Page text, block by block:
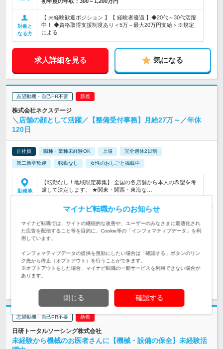
対象と
なる方
【 未経験歓迎ポジション 】【 経験者優遇 】◆20代～30代活躍
中！ ◆資格取得支援制度あり＜5万～最大20万円支給＞※規定
による
求人詳細を見る 気になる
志望動機・自己PR不要
株式会社ネクステージ
＼店舗の顔として活躍／【整備受付事務】月給27万～／年休
120日
正社員 職種・業種未経験OK 上場 完全週休2日制
第二新卒歓迎 転勤なし 女性のおしごと掲載中
勤務地
【転勤なし！地域限定募集】 全国の各店舗から本人の希望を考
慮して決定します。 ★関東・関西・東海な…
■月給270,000円～583,000円 ★2026年4月、給与のベースアップ
(2.7万円)を行いました！ ※前職・経験等…
初年度の年収： 378～816万円
なる方
【未経験・第二新卒歓迎！】◎高卒以上 ◎要普通運転免許 ★
す！
求人詳細を見る
志望動機・自己PR不要
日研トータルソーシング株式会社
未経験から機械のお医者さんに【機械・設備の保全】未経験活
マイナビ転職からのお知らせ
マイナビ転職では、サイトの継続的な改善や、ユーザーのみなさまに最適化され
た広告を配信すること等を目的に、Cookie等の「インフォマティブデータ」を利
用しています。
インフォマティブデータの提供を無効にしたい場合は「確認する」ボタンのリン
ク先から停止（オプトアウト）を行うことができます。
※オプトアウトをした場合、マイナビ転職の一部サービスを利用できない場合が
あります。
閉じる 確認する